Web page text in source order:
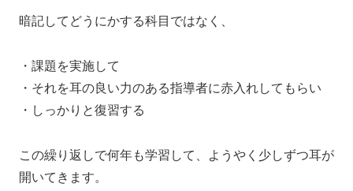
暗記してどうにかする科目ではなく、
・課題を実施して
・それを耳の良い力のある指導者に赤入れしてもらい
・しっかりと復習する
この繰り返しで何年も学習して、
ようやく少しずつ耳が
開いてきます。